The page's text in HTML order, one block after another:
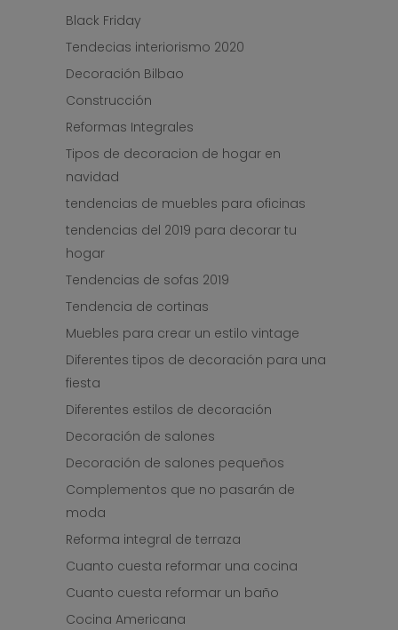
Black Friday
Tendecias interiorismo 2020
Decoración Bilbao
Construcción
Reformas Integrales
Tipos de decoracion de hogar en
navidad
tendencias de muebles para oficinas
tendencias del 2019 para decorar tu
hogar
Tendencias de sofas 2019
Tendencia de cortinas
Muebles para crear un estilo vintage
Diferentes tipos de decoración para una
fiesta
Diferentes estilos de decoración
Decoración de salones
Decoración de salones pequeños
Complementos que no pasarán de
moda
Reforma integral de terraza
Cuanto cuesta reformar una cocina
Cuanto cuesta reformar un baño
Cocina Americana